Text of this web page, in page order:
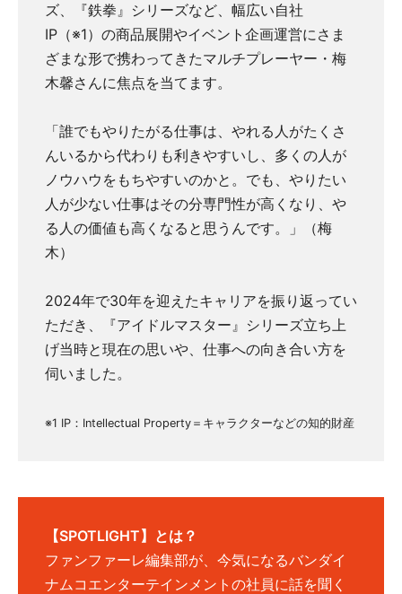
ズ、『鉄拳』シリーズなど、幅広い自社
IP（※1）の商品展開やイベント企画運営にさま
ざまな形で携わってきたマルチプレーヤー・梅
木馨さんに焦点を当てます。
「誰でもやりたがる仕事は、やれる人がたくさ
んいるから代わりも利きやすいし、多くの人が
ノウハウをもちやすいのかと。でも、やりたい
人が少ない仕事はその分専門性が高くなり、や
る人の価値も高くなると思うんです。」（梅
木）
2024年で30年を迎えたキャリアを振り返ってい
ただき、『アイドルマスター』シリーズ立ち上
げ当時と現在の思いや、仕事への向き合い方を
伺いました。
※1 IP：Intellectual Property＝キャラクターなどの知的財産
【SPOTLIGHT】とは？
ファンファーレ編集部が、今気になるバンダイ
ナムコエンターテインメントの社員に話を聞く